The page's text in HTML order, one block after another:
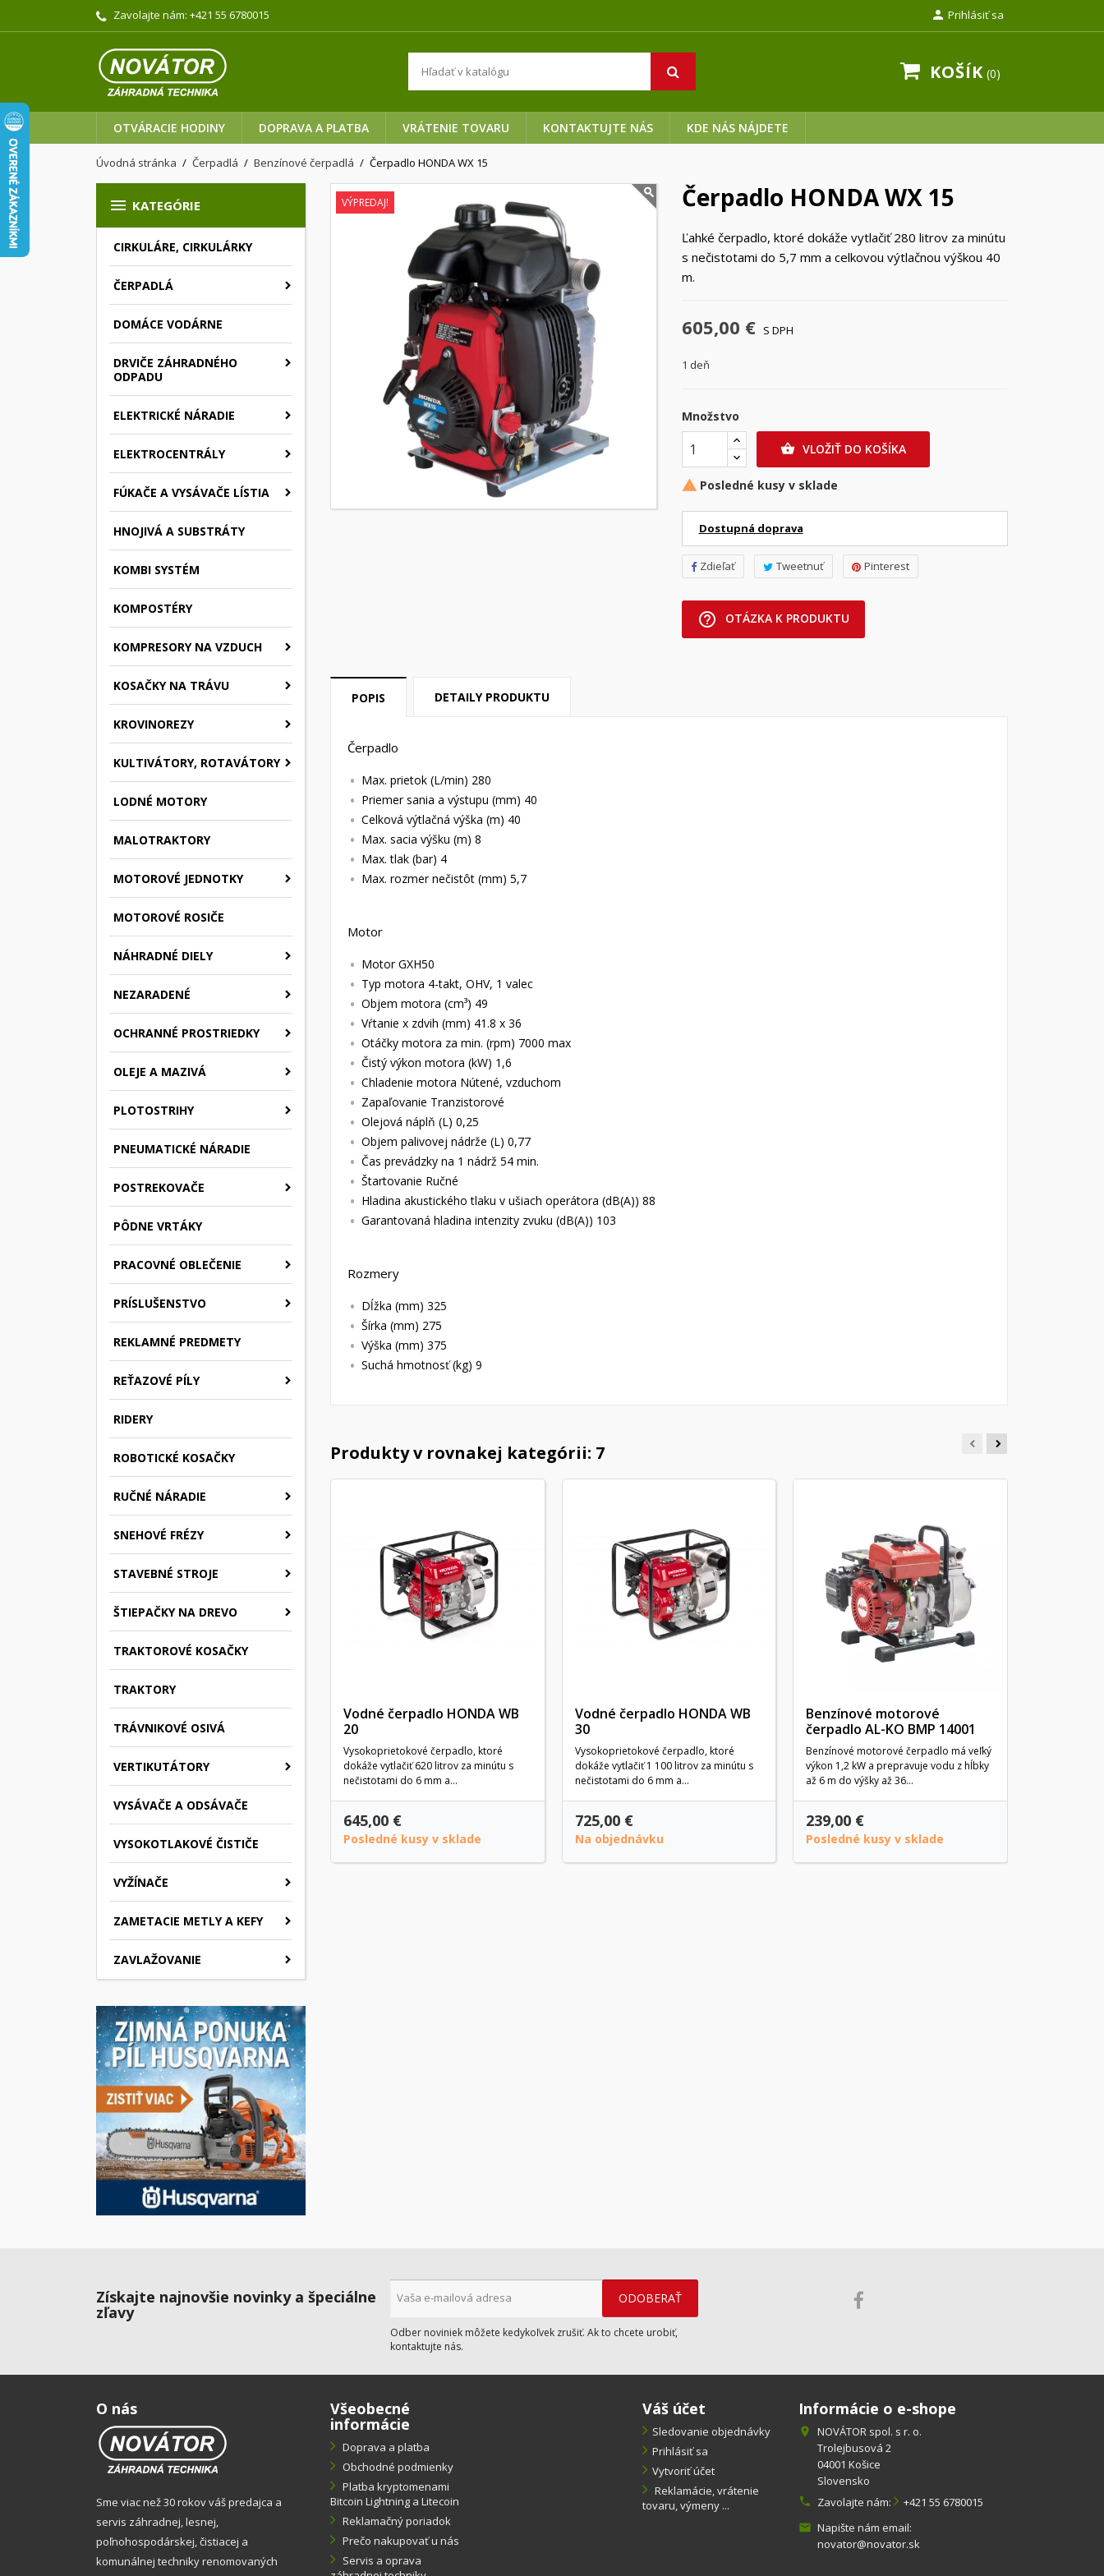
Zavolajte nám: +421 55 6780015  Prihlásiť sa
KOŠÍK 0
OTVÁRACIE HODINY DOPRAVA A PLATBA VRÁTENIE TOVARU KONTAKTUJTE NÁS KDE NÁS NÁJDETE
Úvodná stránka Čerpadlá Benzínové čerpadlá Čerpadlo HONDA WX 15
 KATEGÓRIE
CIRKULÁRE, CIRKULÁRKY
ČERPADLÁ
DOMÁCE VODÁRNE
DRVIČE ZÁHRADNÉHO
ODPADU
ELEKTRICKÉ NÁRADIE
ELEKTROCENTRÁLY
FÚKAČE A VYSÁVAČE LÍSTIA
HNOJIVÁ A SUBSTRÁTY
KOMBI SYSTÉM
KOMPOSTÉRY
KOMPRESORY NA VZDUCH
KOSAČKY NA TRÁVU
KROVINOREZY
KULTIVÁTORY, ROTAVÁTORY
LODNÉ MOTORY
MALOTRAKTORY
MOTOROVÉ JEDNOTKY
MOTOROVÉ ROSIČE
NÁHRADNÉ DIELY
NEZARADENÉ
OCHRANNÉ PROSTRIEDKY
OLEJE A MAZIVÁ
PLOTOSTRIHY
PNEUMATICKÉ NÁRADIE
POSTREKOVAČE
PÔDNE VRTÁKY
PRACOVNÉ OBLEČENIE
PRÍSLUŠENSTVO
REKLAMNÉ PREDMETY
REŤAZOVÉ PÍLY
RIDERY
ROBOTICKÉ KOSAČKY
RUČNÉ NÁRADIE
SNEHOVÉ FRÉZY
STAVEBNÉ STROJE
ŠTIEPAČKY NA DREVO
TRAKTOROVÉ KOSAČKY
TRAKTORY
TRÁVNIKOVÉ OSIVÁ
VERTIKUTÁTORY
VYSÁVAČE A ODSÁVAČE
VYSOKOTLAKOVÉ ČISTIČE
VYŽÍNAČE
ZAMETACIE METLY A KEFY
ZAVLAŽOVANIE
VÝPREDAJ! Čerpadlo HONDA WX 15
Ľahké čerpadlo, ktoré dokáže vytlačiť 280 litrov za minútu
s nečistotami do 5,7 mm a celkovou výtlačnou výškou 40
m.
605,00 € S DPH
1 deň
Množstvo
 VLOŽIŤ DO KOŠÍKA
 Posledné kusy v sklade
Dostupná doprava
Zdieľať Tweetnuť Pinterest
help_outline OTÁZKA K PRODUKTU
POPIS DETAILY PRODUKTU
Čerpadlo
Max. prietok (L/min) 280
Priemer sania a výstupu (mm) 40
Celková výtlačná výška (m) 40
Max. sacia výšku (m) 8
Max. tlak (bar) 4
Max. rozmer nečistôt (mm) 5,7
Motor
Motor GXH50
Typ motora 4-takt, OHV, 1 valec
Objem motora (cm³) 49
Vŕtanie x zdvih (mm) 41.8 x 36
Otáčky motora za min. (rpm) 7000 max
Čistý výkon motora (kW) 1,6
Chladenie motora Nútené, vzduchom
Zapaľovanie Tranzistorové
Olejová náplň (L) 0,25
Objem palivovej nádrže (L) 0,77
Čas prevádzky na 1 nádrž 54 min.
Štartovanie Ručné
Hladina akustického tlaku v ušiach operátora (dB(A)) 88
Garantovaná hladina intenzity zvuku (dB(A)) 103
Rozmery
Dĺžka (mm) 325
Šírka (mm) 275
Výška (mm) 375
Suchá hmotnosť (kg) 9
Produkty v rovnakej kategórii: 7
Vodné čerpadlo HONDA WB
20
Vysokoprietokové čerpadlo, ktoré
dokáže vytlačiť 620 litrov za minútu s
nečistotami do 6 mm a...
645,00 €
Posledné kusy v sklade
Vodné čerpadlo HONDA WB
30
Vysokoprietokové čerpadlo, ktoré
dokáže vytlačiť 1 100 litrov za minútu s
nečistotami do 6 mm a...
725,00 €
Na objednávku
Benzínové motorové
čerpadlo AL-KO BMP 14001
Benzínové motorové čerpadlo má veľký
výkon 1,2 kW a prepravuje vodu z hĺbky
až 6 m do výšky až 36...
239,00 €
Posledné kusy v sklade
Získajte najnovšie novinky a špeciálne
zľavy
Odber noviniek môžete kedykoľvek zrušiť. Ak to chcete urobiť,
kontaktujte nás.
O nás
Sme viac než 30 rokov váš predajca a
servis záhradnej, lesnej,
poľnohospodárskej, čistiacej a
komunálnej techniky renomovaných
Všeobecné
informácie
Doprava a platba
Obchodné podmienky
Platba kryptomenami
Bitcoin Lightning a Litecoin
Reklamačný poriadok
Prečo nakupovať u nás
Servis a oprava
Váš účet
Sledovanie objednávky
Prihlásiť sa
Vytvoriť účet
Reklamácie, vrátenie
tovaru, výmeny ...
Informácie o e-shope

NOVÁTOR spol. s r. o.
Trolejbusová 2
04001 Košice
Slovensko
 Zavolajte nám: +421 55 6780015
 Napište nám email:
novator@novator.sk